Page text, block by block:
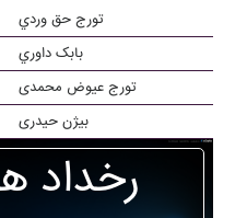
تورج حق وردي
بابک داوري
تورج عیوض محمدی
بیژن حیدری
رخداد